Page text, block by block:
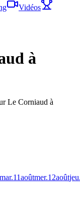
Vidéos
à
Le Corniaud à
mar.11aoûtmer.12août